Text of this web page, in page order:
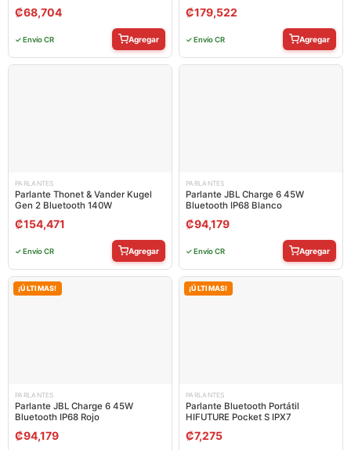
₡68,704
✓ Envío CR Agregar
₡179,522
✓ Envío CR Agregar
PARLANTES
Parlante Thonet & Vander Kugel
Gen 2 Bluetooth 140W
₡154,471
✓ Envío CR Agregar
PARLANTES
Parlante JBL Charge 6 45W
Bluetooth IP68 Blanco
₡94,179
✓ Envío CR Agregar
¡ÚLTIMAS!
PARLANTES
Parlante JBL Charge 6 45W
Bluetooth IP68 Rojo
₡94,179
¡ÚLTIMAS!
PARLANTES
Parlante Bluetooth Portátil
HIFUTURE Pocket S IPX7
₡7,275